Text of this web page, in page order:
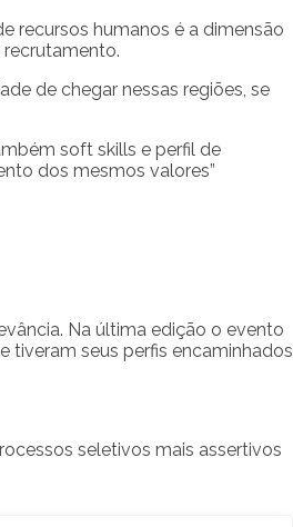
recursos humanos é a dimensão
recrutamento.
de chegar nessas regiões, se
soft skills e perfil de
dos mesmos valores”
Na última edição o evento
tiveram seus perfis encaminhados
seletivos mais assertivos